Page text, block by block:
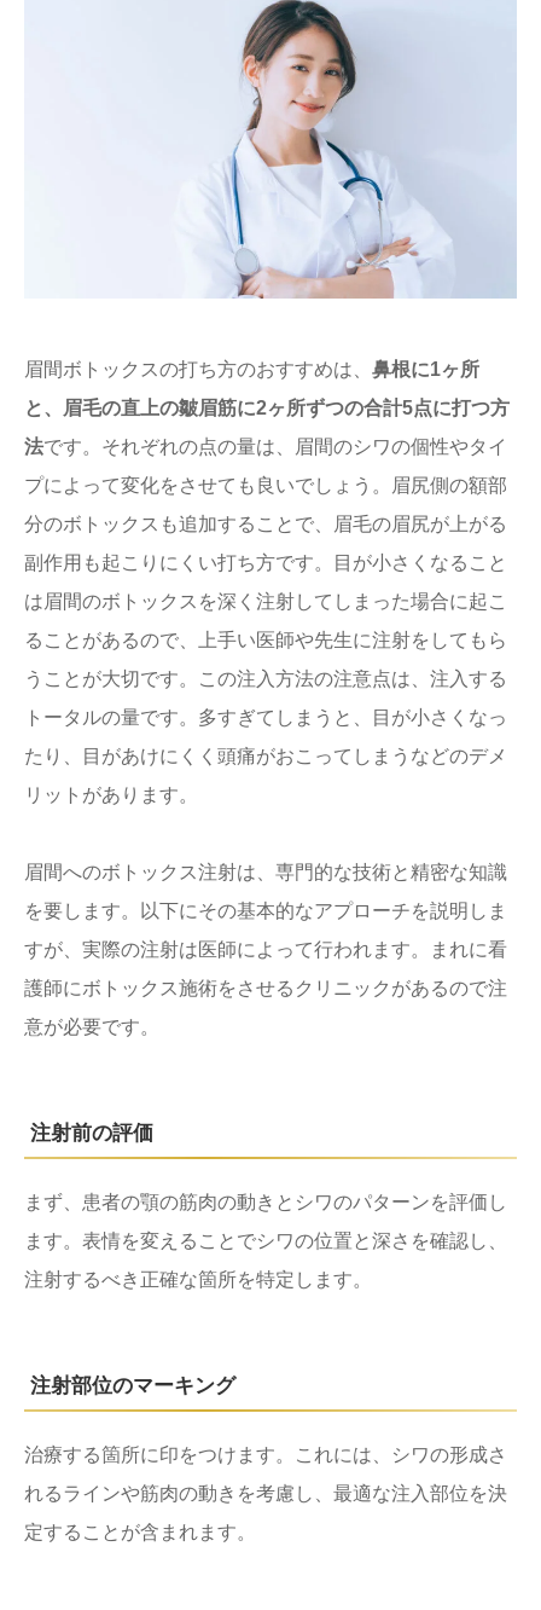
眉間ボトックスの打ち方のおすすめは、 鼻根に1ヶ所
と、眉毛の直上の皺眉筋に2ヶ所ずつの合計5点に打つ方
法です。それぞれの点の量は、眉間のシワの個性やタイ
プによって変化をさせても良いでしょう。眉尻側の額部
分のボトックスも追加することで、眉毛の眉尻が上がる
副作用も起こりにくい打ち方です。目が小さくなること
は眉間のボトックスを深く注射してしまった場合に起こ
ることがあるので、上手い医師や先生に注射をしてもら
うことが大切です。この注入方法の注意点は、注入する
トータルの量です。多すぎてしまうと、目が小さくなっ
たり、目があけにくく頭痛がおこってしまうなどのデメ
リットがあります。
眉間へのボトックス注射は、専門的な技術と精密な知識
を要します。以下にその基本的なアプローチを説明しま
すが、実際の注射は医師によって行われます。まれに看
護師にボトックス施術をさせるクリニックがあるので注
意が必要です。
注射前の評価
まず、患者の顎の筋肉の動きとシワのパターンを評価し
ます。表情を変えることでシワの位置と深さを確認し、
注射するべき正確な箇所を特定します。
注射部位のマーキング
治療する箇所に印をつけます。これには、シワの形成さ
れるラインや筋肉の動きを考慮し、最適な注入部位を決
定することが含まれます。